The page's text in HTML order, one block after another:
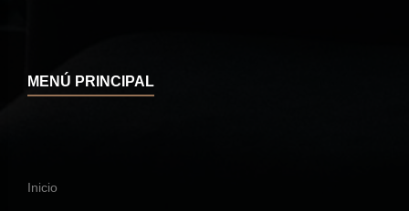
MENÚ PRINCIPAL
Inicio